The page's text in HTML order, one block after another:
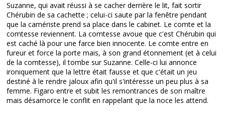
Suzanne, qui avait réussi à se cacher derrière le lit, fait sortir
Chérubin de sa cachette ; celui-ci saute par la fenêtre pendant
que la camériste prend sa place dans le cabinet. Le comte et la
comtesse reviennent. La comtesse avoue que c'est Chérubin qui
est caché là pour une farce bien innocente. Le comte entre en
fureur et force la porte mais, à son grand étonnement (et à celui
de la comtesse), il tombe sur Suzanne. Celle-ci lui annonce
ironiquement que la lettre était fausse et que c'était un jeu
destiné à le rendre jaloux afin qu'il s'intéresse un peu plus à sa
femme. Figaro entre et subit les remontrances de son maître
mais désamorce le conflit en rappelant que la noce les attend.